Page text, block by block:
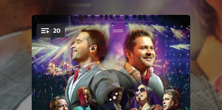
You're all set!
20